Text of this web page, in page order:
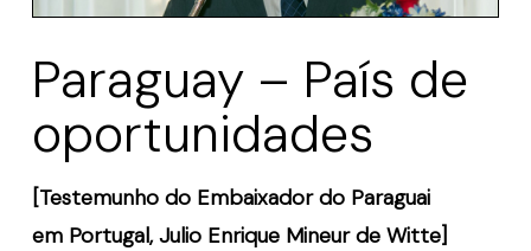
Paraguay – País de
oportunidades
[Testemunho do Embaixador do Paraguai
em Portugal, Julio Enrique Mineur de Witte]